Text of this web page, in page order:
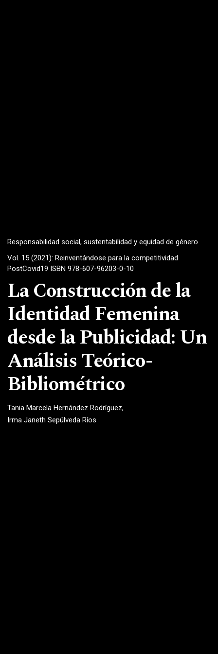
Responsabilidad social, sustentabilidad y equidad de género
Vol. 15 (2021): Reinventándose para la competitividad
PostCovid19 ISBN 978-607-96203-0-10
La Construcción de la
Identidad Femenina
desde la Publicidad: Un
Análisis Teórico-
Bibliométrico
Tania Marcela Hernández Rodríguez
Irma Janeth Sepúlveda Ríos